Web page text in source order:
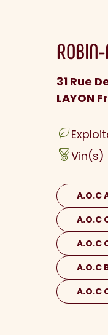
31 Rue
LAYON
Vin(s)
A.O.C
A.O.C
A.O.C
A.O.C
A.O.C